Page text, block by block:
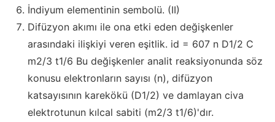
İndiyum elementinin sembolü. (II)
Difüzyon akımı ile ona etki eden değişkenler
arasındaki ilişkiyi veren eşitlik. id = 607 n D1/2 C
m2/3 t1/6 Bu değişkenler analit reaksiyonunda söz
konusu elektronların sayısı (n), difüzyon
katsayısının karekökü (D1/2) ve damlayan civa
elektrotunun kılcal sabiti (m2/3 t1/6)'dır.